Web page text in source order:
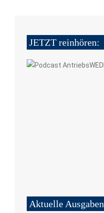
JETZT reinhören:
Aktuelle Ausgaben